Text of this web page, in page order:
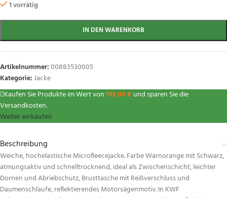
1 vorrätig
IN DEN WARENKORB
Artikelnummer:00883530005
Kategorie:Jacke
Kaufen Sie Produkte im Wert von199,00€ und sparen Sie die
Versandkosten.
Weiter einkaufen
Beschreibung
Weiche, hochelastische Microfleecejacke. Farbe Warnorange mit Schwarz,
atmungsaktiv und schnelltrocknend, ideal als Zwischenschicht, leichter
Dornen und Abriebschutz, Brusttasche mit Reißverschluss und
Daumenschlaufe, reflektierendes Motorsägenmotiv. In KWF